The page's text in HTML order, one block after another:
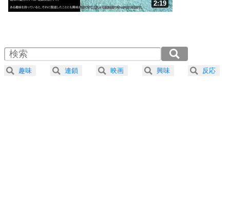
人生、なんとかなるもの。
気楽に生きる30の方法
4 器の大きい人は、怒りを優しさで表現する。
プラス思考
2:19
2.0倍速 （274KB 1分9秒）
2.5倍速 （219KB 55秒）
3.0倍速 （183KB 46秒）
趣味 連鎖 映画 興味 反応